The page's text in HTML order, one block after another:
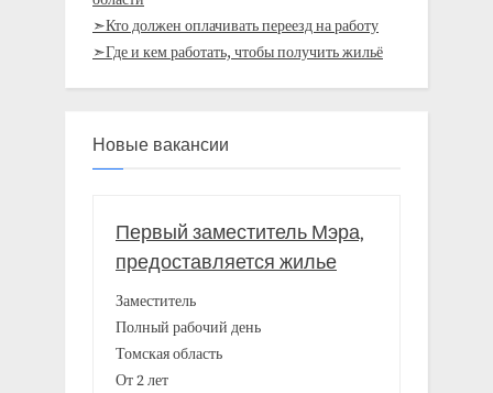
➣Кто должен оплачивать переезд на работу
➣Где и кем работать, чтобы получить жильё
Новые вакансии
Первый заместитель Мэра,
предоставляется жилье
Заместитель
Полный рабочий день
Томская область
От 2 лет